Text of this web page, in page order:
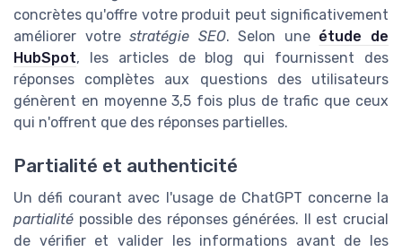
concrètes qu'offre votre produit peut significativement
améliorer votrestratégie SEO. Selon une étude de
HubSpot, les articles de blog qui fournissent des
réponses complètes aux questions des utilisateurs
génèrent en moyenne 3,5 fois plus de trafic que ceux
qui n'offrent que des réponses partielles.
Partialité et authenticité
Un défi courant avec l'usage de ChatGPT concerne la
partialité possible des réponses générées. Il est crucial
de vérifier et valider les informations avant de les